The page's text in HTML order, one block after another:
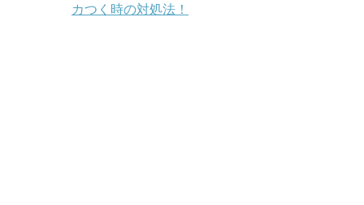
カつく時の対処法！